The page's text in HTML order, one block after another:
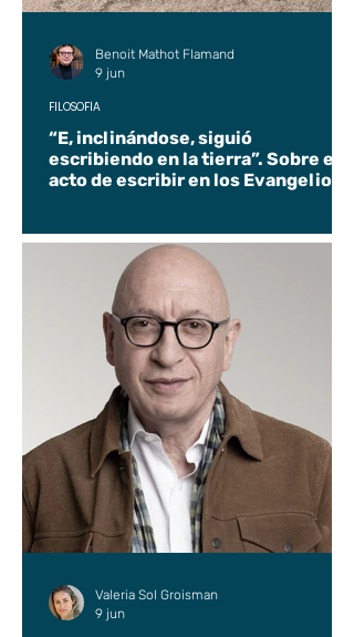
“E, inclinándose, siguió
escribiendo en la tierra”. Sobre el
acto de escribir en los Evangelios.
FILOSOFÍA
Benoit Mathot Flamand
9 jun
Valeria Sol Groisman
9 jun